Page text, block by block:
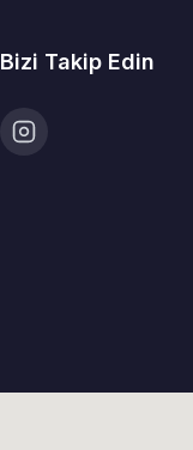
Bizi Takip Edin